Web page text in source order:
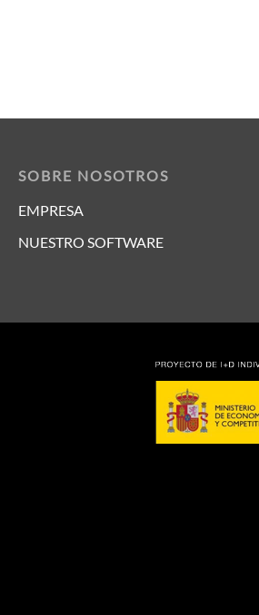
SOBRE NOSOTROS
EMPRESA
NUESTRO SOFTWARE